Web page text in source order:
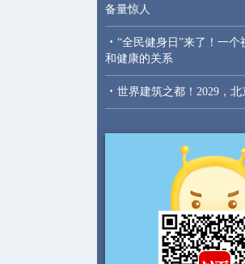
备量惊人
· “全民健身日”来了！一个
和健康的关系
· 世界建筑之都！2029，北